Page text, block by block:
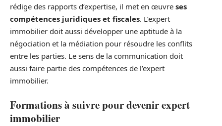
rédige des rapports d’expertise, il met en œuvre ses
compétences juridiques et fiscales. L’expert
immobilier doit aussi développer une aptitude à la
négociation et la médiation pour résoudre les conflits
entre les parties. Le sens de la communication doit
aussi faire partie des compétences de l’expert
immobilier.
Formations à suivre pour devenir expert
immobilier